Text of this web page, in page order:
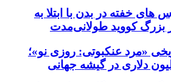
های خفته در بدن با ابتلا به
بزرگ کووید طولانی‌مدت
«مرد عنکبوتی: روزی نو»؛